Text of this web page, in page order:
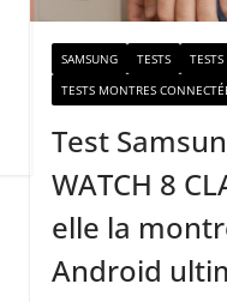
i
SAMSUNG TESTS
TESTS MONTRES
Test
WATCH 8
elle la
Android